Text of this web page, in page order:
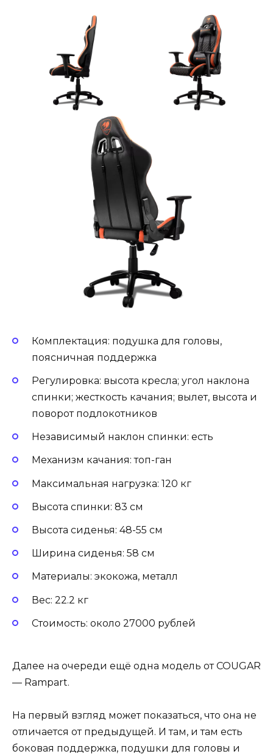
Комплектация: подушка для головы,
поясничная поддержка
Регулировка: высота кресла; угол наклона
спинки; жесткость качания; вылет, высота и
поворот подлокотников
Независимый наклон спинки: есть
Механизм качания: топ-ган
Максимальная нагрузка: 120 кг
Высота спинки: 83 см
Высота сиденья: 48-55 см
Ширина сиденья: 58 см
Материалы: экокожа, металл
Вес: 22.2 кг
Стоимость: около 27000 рублей
Далее на очереди ещё одна модель от COUGAR
— Rampart.
На первый взгляд может показаться, что она не
отличается от предыдущей. И там, и там есть
боковая поддержка, подушки для головы и